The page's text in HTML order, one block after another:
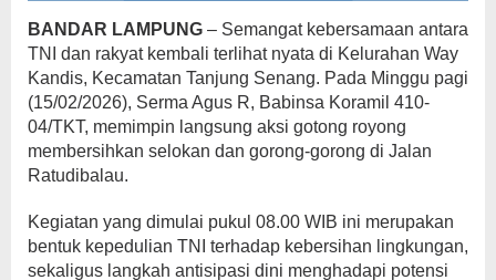
BANDAR LAMPUNG – Semangat kebersamaan antara
TNI dan rakyat kembali terlihat nyata di Kelurahan Way
Kandis, Kecamatan Tanjung Senang. Pada Minggu pagi
(15/02/2026), Serma Agus R, Babinsa Koramil 410-
04/TKT, memimpin langsung aksi gotong royong
membersihkan selokan dan gorong-gorong di Jalan
Ratudibalau.
Kegiatan yang dimulai pukul 08.00 WIB ini merupakan
bentuk kepedulian TNI terhadap kebersihan lingkungan,
sekaligus langkah antisipasi dini menghadapi potensi